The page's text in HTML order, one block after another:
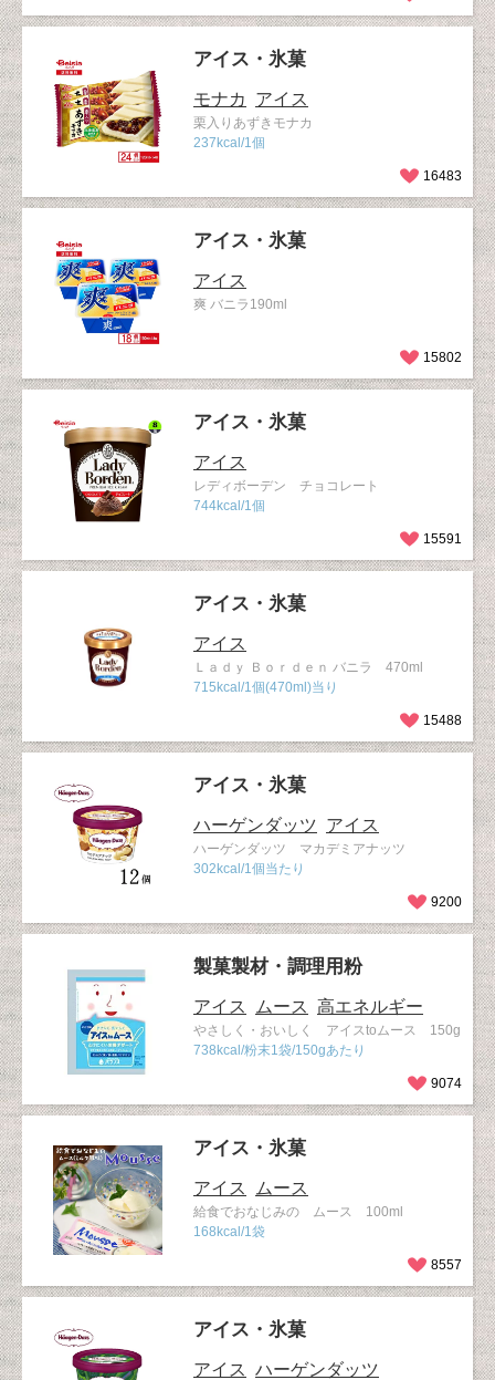
アイス・氷菓
モナカ アイス
栗入りあずきモナカ
237kcal/1個
16483
アイス・氷菓
アイス
爽 バニラ190ml
15802
アイス・氷菓
アイス
レディボーデン チョコレート
744kcal/1個
15591
アイス・氷菓
アイス
Ｌａｄｙ Ｂｏｒｄｅｎ バニラ 470ml
715kcal/1個(470ml)当り
15488
アイス・氷菓
ハーゲンダッツ アイス
ハーゲンダッツ マカデミアナッツ
302kcal/1個当たり
9200
製菓製材・調理用粉
アイス ムース 高エネルギー
やさしく・おいしく アイスtoムース 150g
738kcal/粉末1袋/150gあたり
9074
アイス・氷菓
アイス ムース
給食でおなじみの ムース 100ml
168kcal/1袋
8557
アイス・氷菓
アイス ハーゲンダッツ